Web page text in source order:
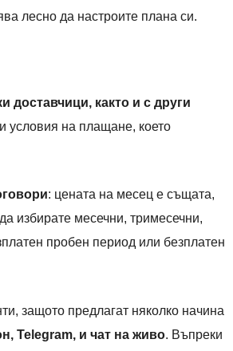
лесно да настроите плана си.
доставчици, както и с други
условия на плащане, което
: цената на месец е същата,
избирате месечни, тримесечни,
пробен период или безплатен
защото предлагат няколко начина
Telegram, и чат на живо. Въпреки